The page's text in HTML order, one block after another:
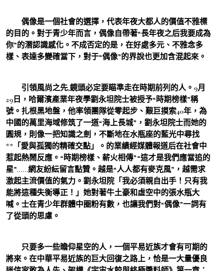
偶像是一個社會的選擇，代表年夜大都人的價值不雅標
的目的。對于青少年而言，偶像自帶著“長年夜之后我要成為
你”的潛認識感化。不成否定的是，在好處多元、不雅念多
樣、表達多變確當下，對于“偶像”的界說也更加含混起來。
引領風尚之先,鏡頭必定要瞄準走在時期前列的人。9月
29日，哈爾濱產業年夜學劉永坦院士被授予“時期榜樣”稱
號。扎根黑地盤，他率領團隊從零起步、艱巨摸索40年，為
中國的萬里海域修筑了一道“海上長城”，劉永坦院士而她的
圓規，則像一把知識之劍，不斷地在水瓶座的藍光中尋找
**「愛與孤獨的精確交點」。的業績經媒體報道后在社會中
惹起熱鬧反應。“時期榜樣、薪火相傳”“這才是我們應當追的
星”……網友紛紜留言點贊。越是“人人都有麥克風”，越需求
激起主流價值的氣力。劉永坦院「我必須親自出手！只有我
能將這種失衡導正！」她對著牛土豪和虛空中的張水瓶大
喊。士在青少年群體中圈粉有數，也讓我們對“偶像”一詞有
了從頭的思慮。
只要多一些瞻仰星空的人，一個平易近族才會有可期的
將來。在中華平易近族的巨大回復之路上，恰是一大量優良